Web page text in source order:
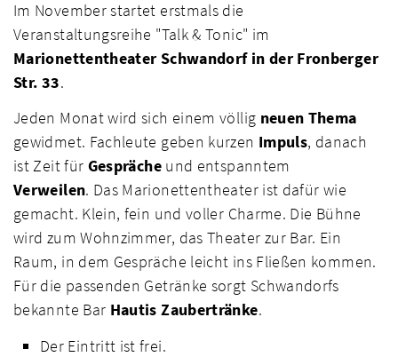
Im November startet erstmals die
Veranstaltungsreihe "Talk & Tonic" im
Marionettentheater Schwandorf in der Fronberger
Str. 33.
Jeden Monat wird sich einem völlig neuen Thema
gewidmet. Fachleute geben kurzen Impuls, danach
ist Zeit für Gesprächeund entspanntem
Verweilen. Das Marionettentheater ist dafür wie
gemacht. Klein, fein und voller Charme. Die Bühne
wird zum Wohnzimmer, das Theater zur Bar. Ein
Raum, in dem Gespräche leicht ins Fließen kommen.
Für die passenden Getränke sorgt Schwandorfs
bekannte Bar Hautis Zaubertränke.
Der Eintritt ist frei.